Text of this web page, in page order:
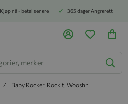
Kjøp nå - betal senere 365 dager Angrerett
Baby Rocker, Rockit, Wooshh